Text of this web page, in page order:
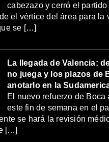
cabezazo y cerró el partido
el vértice del área para la
se […]
La llegada de Valencia:
no juega y los plazos de
anotarlo en la
El nuevo refuerzo de Boca
este fin de semana en el
se hará la revisión
[…]